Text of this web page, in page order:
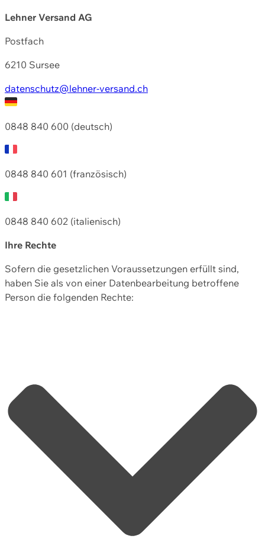
Lehner Versand AG
Postfach
6210 Sursee
datenschutz@lehner-versand.ch
0848 840 600 (deutsch)
0848 840 601 (französisch)
0848 840 602 (italienisch)
Ihre Rechte
Sofern die gesetzlichen Voraussetzungen erfüllt sind,
haben Sie als von einer Datenbearbeitung betroffene
Person die folgenden Rechte: